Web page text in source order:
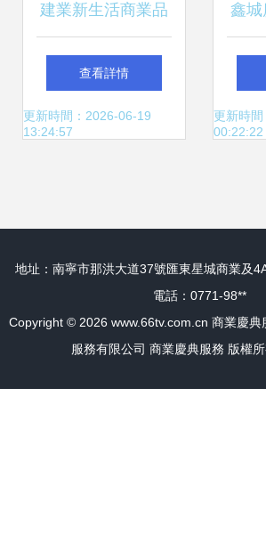
建業新生活商業品
牌發布盛典 開封啟
幕，打造商業慶典
查看詳情
更新時間：2026-06-19
13:24:57
鑫城
典
頒獎
更新時
00:22:22
地址：南寧市那洪大道37號匯東星城商業及
電話：0771-98**
Copyright © 2026 www.66tv.com.cn 商業慶典
服務有限公司 商業慶典服務 版權